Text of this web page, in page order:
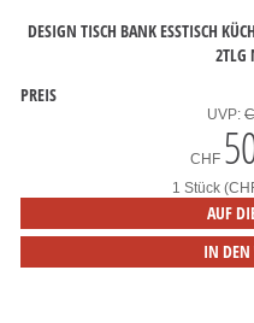
DESIGN TISCH BANK ESSTISCH
2TLG
PREIS
UVP:
CHF
1 Stück
AUF
IN DEN